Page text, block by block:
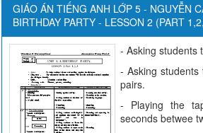
GIÁO ÁN TIẾNG ANH LỚP 5 - NGUYỄN
BIRTHDAY PARTY - LESSON 2 (PART
- Asking students
- Asking students
pairs.
- Playing the
seconds betwee